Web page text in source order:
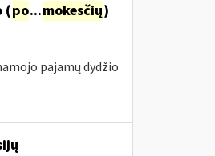
(po...mokesčių)
pajamų dydžio